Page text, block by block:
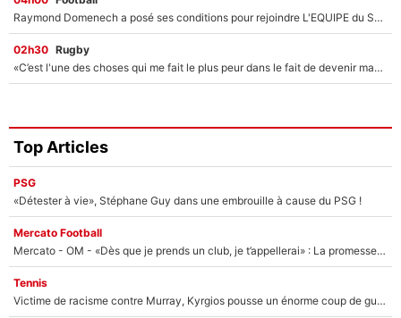
Raymond Domenech a posé ses conditions pour rejoindre L'EQUIPE du Soir : Il refuse de faire l'émission avec un autre chroniqueur !
02h30 Rugby
«C’est l'une des choses qui me fait le plus peur dans le fait de devenir maman» : En couple avec Antoine Dupont, Iris Mittenaere s'inquiète déjà pour ses futurs enfants !
Top Articles
PSG
«Détester à vie», Stéphane Guy dans une embrouille à cause du PSG !
Mercato Football
Mercato - OM - «Dès que je prends un club, je t’appellerai» : La promesse de Marcelino au moment de claquer la porte
Tennis
Victime de racisme contre Murray, Kyrgios pousse un énorme coup de gueule !